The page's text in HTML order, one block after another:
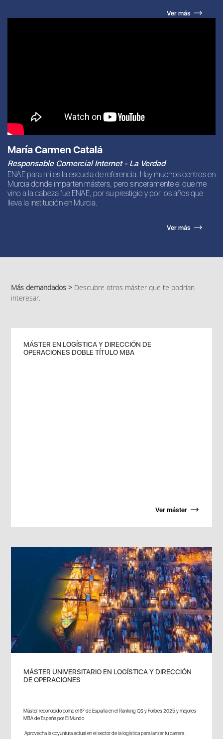
Ver más
María Carmen Catalá
Responsable Comercial Internet - La Verdad
ENAE para mí es la escuela de referencia. Hay muchos centros en
Murcia donde imparten másters, pero sinceramente el que me
vino a la cabeza fue ENAE, por su prestigio y por los años que
lleva la institución en Murcia.
Ver más
Más demandados > Descubre otros máster que te podrían
interesar.
MÁSTER EN LOGÍSTICA Y DIRECCIÓN DE
OPERACIONES DOBLE TÍTULO MBA
Ver máster
MÁSTER UNIVERSITARIO EN LOGÍSTICA Y DIRECCIÓN
DE OPERACIONES
Máster reconocido como el 6º de España en el Ranking QS y Forbes 2025 y mejores
MBA de España por El Mundo
Aprovecha la coyuntura actual en el sector de la logística para lanzar tu carrera...